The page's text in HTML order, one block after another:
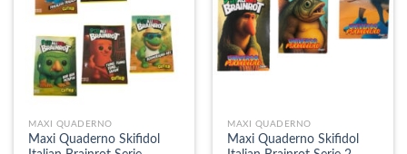
MAXI QUADERNO
Maxi Quaderno Skifidol
MAXI QUADERNO
Maxi Quaderno Skifidol